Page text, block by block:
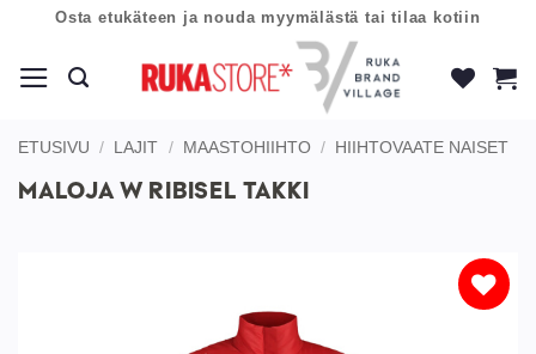
content
Osta etukäteen ja nouda myymälästä tai tilaa kotiin
ETUSIVU / LAJIT / MAASTOHIIHTO / HIIHTOVAATE NAISET
MALOJA W RIBISEL TAKKI